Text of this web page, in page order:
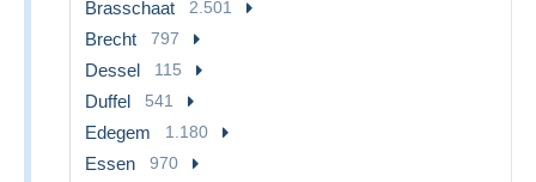
Brasschaat 2.501
Brecht 797
Dessel 115
Duffel 541
Edegem 1.180
Essen 970